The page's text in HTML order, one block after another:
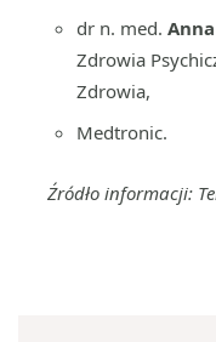
dr n. med.
Zdrowia
Zdrowia,
Medtronic.
Źródło informacji: